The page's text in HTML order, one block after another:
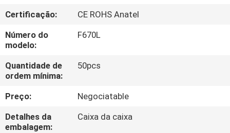
EXCURSÃO
DA
FÁBRICA
CONTROLE
DA
QUALIDADE
Certificação:
CE ROHS Anatel
Número do
modelo:
F670L
Quantidade de
ordem mínima:
50pcs
Preço:
Negociatable
Detalhes da
embalagem:
Caixa da caixa